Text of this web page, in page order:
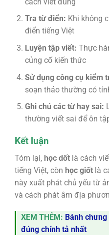
Tra từ điển: Khi không
điển tiếng Việt
Luyện tập viết: Thực
củng cố kiến thức
Sử dụng công cụ kiểm
soạn thảo thường có
Ghi chú các từ hay sai:
thường viết sai để ôn
Kết luận
Tóm lại, học dốtlà cách
tiếng Việt, còn học giốtlà
này xuất phát chủ yếu từ
và cách phát âm địa
XEM THÊM: Bánh
đúng chính tả nhất